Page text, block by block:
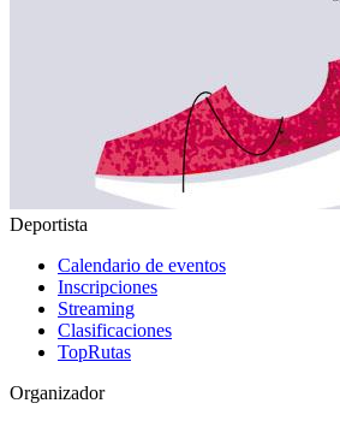
Deportista
Calendario de eventos
Inscripciones
Streaming
Clasificaciones
TopRutas
Organizador